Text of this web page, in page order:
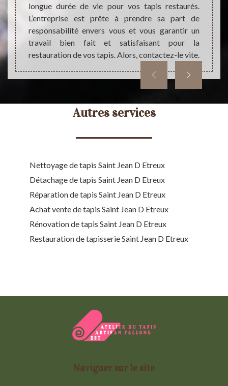
longue durée de vie pour vos tapis restaurés.
L’entreprise est prête à prendre sa part de
responsabilité envers vous et vous garantir un
travail bien fait et satisfaisant pour la
restauration de vos tapis. Alors, contactez-le vite.
Autres services
Nettoyage de tapis Saint Jean D Etreux
Détachage de tapis Saint Jean D Etreux
Réparation de tapis Saint Jean D Etreux
Achat vente de tapis Saint Jean D Etreux
Rénovation de tapis Saint Jean D Etreux
Restauration de tapisserie Saint Jean D Etreux
Naviguer sur le site